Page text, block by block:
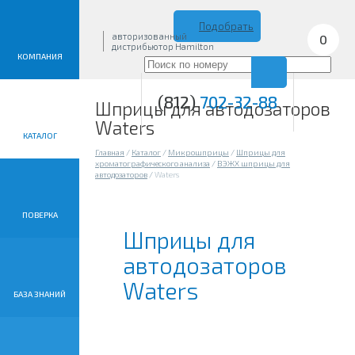
КОМПАНИЯ
КАТАЛОГ
ПОВЕРКА
БАЗА ЗНАНИЙ
авторизованный
дистрибьютор Hamilton
Подобрать
(812)702-32-88
0
Шприцы для автодозаторов
Waters
Главная / Каталог / Микрошприцы / Шприцы для
хроматографического анализа / ВЭЖХ шприцы для
автодозаторов /Waters
Шприцы для
автодозаторов
Waters